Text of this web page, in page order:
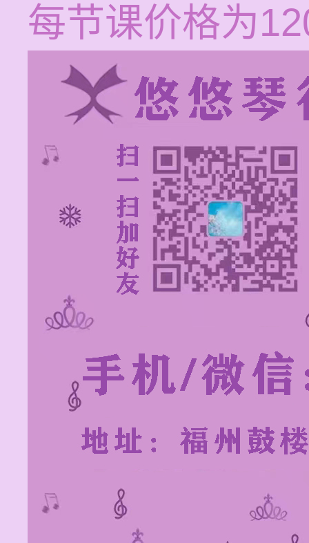
每节课价格为